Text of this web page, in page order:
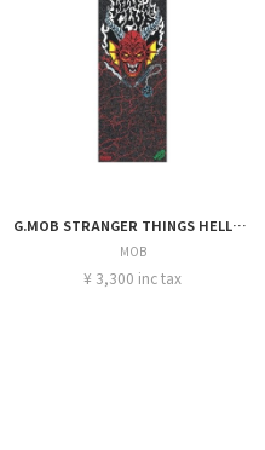
G.MOB STRANGER THINGS HELLFIRE CLUB 9in x 33in
MOB
¥ 3,300 inc tax